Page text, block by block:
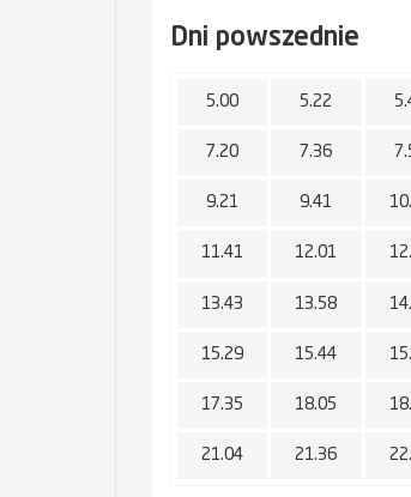
Dni powszednie
5.00 5.22
7.20 7.36
9.21 9.41
11.41 12.01
13.43 13.58
15.29 15.44
17.35 18.05
21.04 21.36